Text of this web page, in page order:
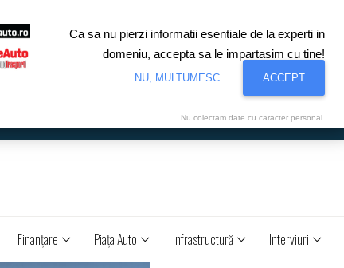
Finanţare Piaţa Auto Infrastructură Interviuri
Ca sa nu pierzi informatii esentiale de la experti in
domeniu, accepta sa le impartasim cu tine!
NU, MULTUMESC ACCEPT
Nu colectam date cu caracter personal.